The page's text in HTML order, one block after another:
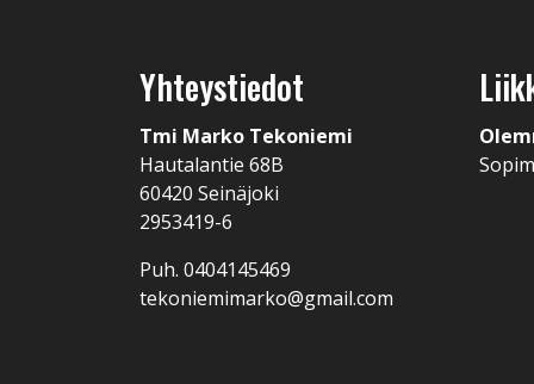
Yhteystiedot
Tmi Marko Tekoniemi
Hautalantie 68B
60420 Seinäjoki
2953419-6
Puh. 0404145469
tekoniemimarko@gmail.com